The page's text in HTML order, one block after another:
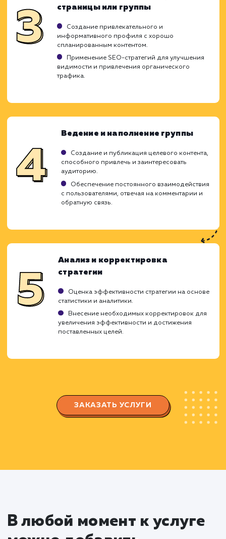
Понимая важность социальной сети
для укрепления бренда и привлечения
аудитории, мы разрабатываем
стратегии продвижения,
Мы углубленно изучаем ваши бизнес-
также поведение и потребности вашей
аудитории, чтобы создать
стратегии продвижения, которые
заметный рост и высокую конверсию.
Исследование профиля целевой аудитории,
их интересов и предпочтений.
продвижения и общения с пользователями.
Создание стратегии
включая планирование контента и
ключевых тематик.
Выбор оптимальных методов вовлечения и
Создание привлекательного и
информативного профиля с хорошо